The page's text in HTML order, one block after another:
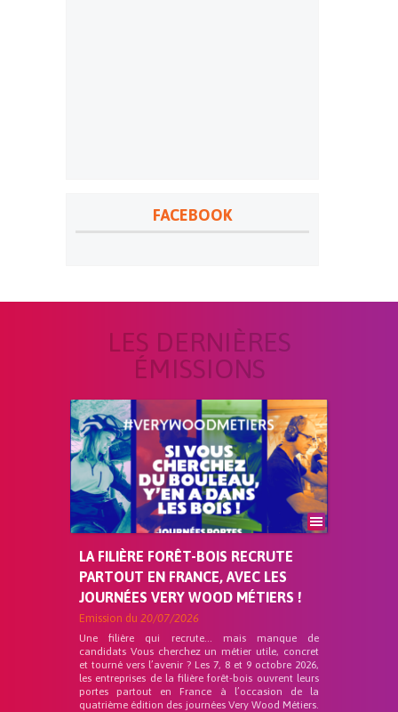
FACEBOOK
LES DERNIÈRES
ÉMISSIONS
LA FILIÈRE FORÊT-BOIS RECRUTE
PARTOUT EN FRANCE, AVEC LES
JOURNÉES VERY WOOD MÉTIERS !
Emission du 20/07/2026
Une filière qui recrute… mais manque de
candidats Vous cherchez un métier utile, concret
et tourné vers l’avenir ? Les 7, 8 et 9 octobre 2026,
les entreprises de la filière forêt-bois ouvrent leurs
portes partout en France à l’occasion de la
quatrième édition des journées Very Wood Métiers.